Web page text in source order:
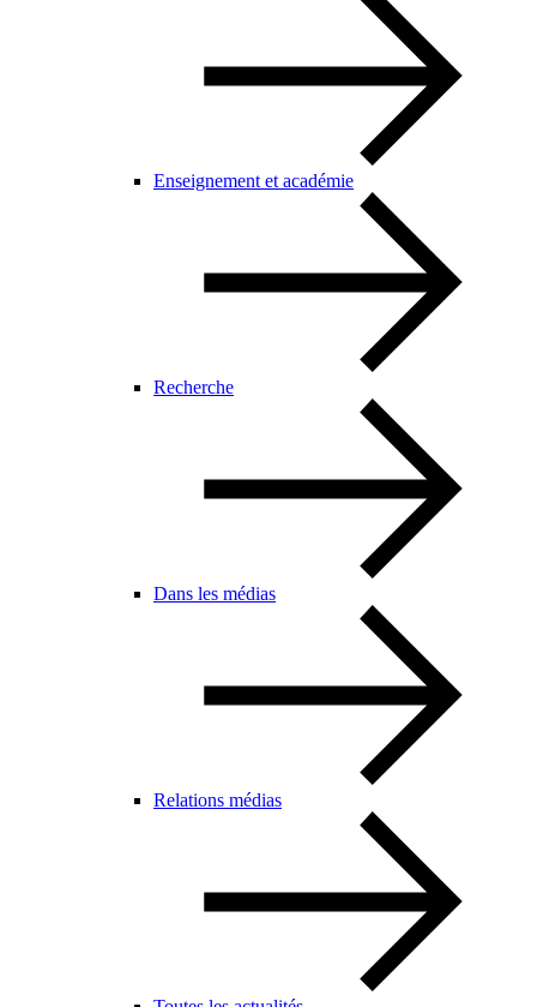
Enseignement et académie
Recherche
Dans les médias
Relations médias